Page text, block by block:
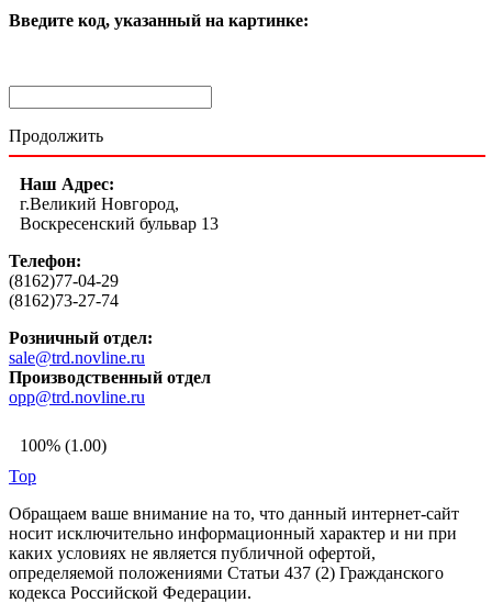
Введите код, указанный на картинке:
Продолжить
Наш Адрес:
г.Великий Новгород,
Воскресенский бульвар 13
Телефон:
(8162)77-04-29
(8162)73-27-74
Розничный отдел:
sale@trd.novline.ru
Производственный отдел
opp@trd.novline.ru
100% (1.00)
Top
Обращаем ваше внимание на то, что данный интернет-сайт
носит исключительно информационный характер и ни при
каких условиях не является публичной офертой,
определяемой положениями Статьи 437 (2) Гражданского
кодекса Российской Федерации.